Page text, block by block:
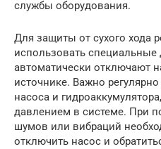
службы оборудования.
Для защиты от сухого хода
использовать специальные
автоматически отключают
источнике. Важно
насоса и
давлением в системе. При
шумов или вибраций
отключить насос и